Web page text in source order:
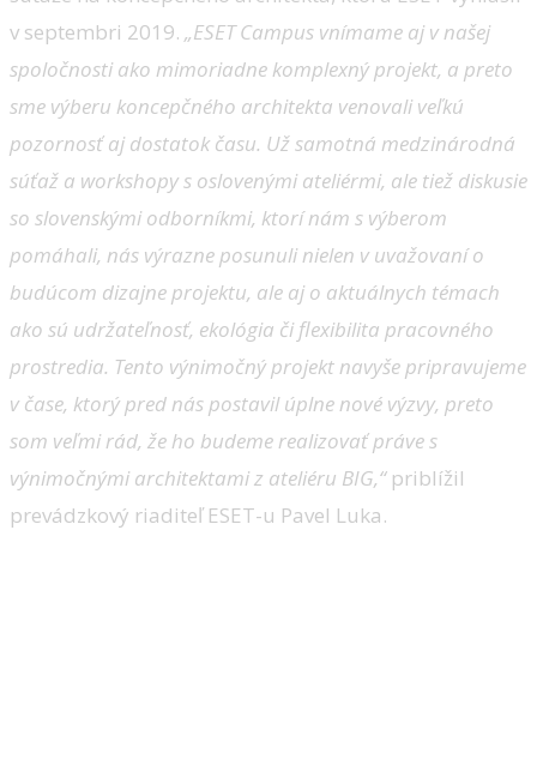
v septembri 2019. „ESET Campus vnímame aj v našej
spoločnosti ako mimoriadne komplexný projekt, a preto
sme výberu koncepčného architekta venovali veľkú
pozornosť aj dostatok času. Už samotná medzinárodná
súťaž a workshopy s oslovenými ateliérmi, ale tiež diskusie
so slovenskými odborníkmi, ktorí nám s výberom
pomáhali, nás výrazne posunuli nielen v uvažovaní o
budúcom dizajne projektu, ale aj o aktuálnych témach
ako sú udržateľnosť, ekológia či flexibilita pracovného
prostredia. Tento výnimočný projekt navyše pripravujeme
v čase, ktorý pred nás postavil úplne nové výzvy, preto
som veľmi rád, že ho budeme realizovať práve s
výnimočnými architektami z ateliéru BIG,“priblížil
prevádzkový riaditeľ ESET-u Pavel Luka.